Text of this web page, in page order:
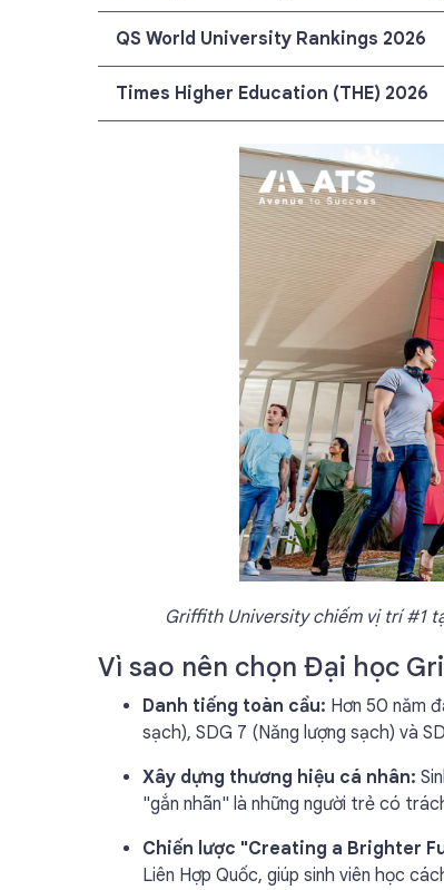
QS World University Rankings 2026
Times Higher Education (THE) 2026
Griffith University chiếm vị trí #1
Vì sao nên chọn Đại học
Danh tiếng toàn cầu: Hơn 50 năm
sạch), SDG 7 (Năng lượng sạch) và
Xây dựng thương hiệu cá nhân:
"gắn nhãn" là những người trẻ có
Chiến lược "Creating a Brighter
Liên Hợp Quốc, giúp sinh viên học